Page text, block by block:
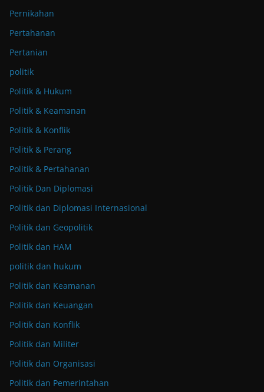
Pernikahan
Pertahanan
Pertanian
politik
Politik & Hukum
Politik & Keamanan
Politik & Konflik
Politik & Perang
Politik & Pertahanan
Politik Dan Diplomasi
Politik dan Diplomasi Internasional
Politik dan Geopolitik
Politik dan HAM
politik dan hukum
Politik dan Keamanan
Politik dan Keuangan
Politik dan Konflik
Politik dan Militer
Politik dan Organisasi
Politik dan Pemerintahan